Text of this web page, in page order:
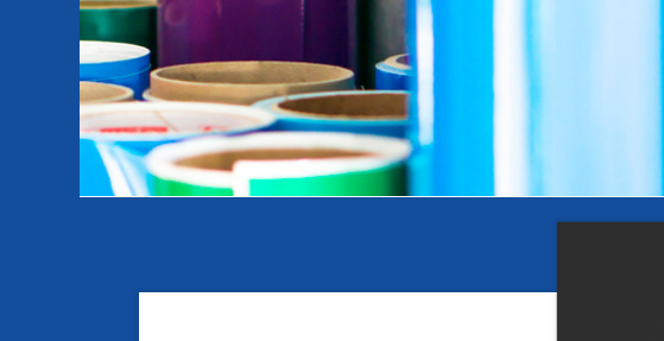
SCHNITTPUNKT -
Hohe Farbtreue und Hochleistungsfolien